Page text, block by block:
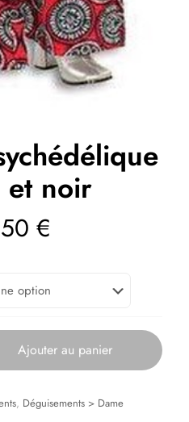
et noir
€
Ajouter au panier
, Déguisements > Dame